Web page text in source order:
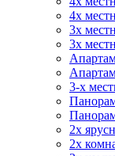
4х
3х
3х
3-х
2х
2х